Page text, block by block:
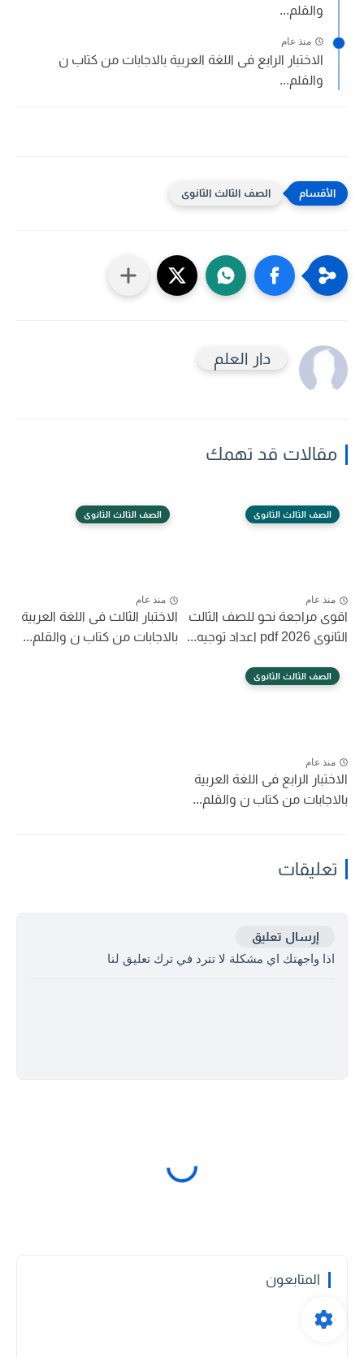
والقلم...
منذ عام
الاختبار الرابع فى اللغة العربية بالاجابات من كتاب ن
والقلم...
الصف الثالث الثانوى
دار العلم
مقالات قد تهمك
الصف الثالث الثانوى
منذ عام
اقوى مراجعة نحو للصف الثالث
الثانوى 2026 pdf اعداد توجيه...
الصف الثالث الثانوى
منذ عام
الاختبار الثالث فى اللغة العربية
بالاجابات من كتاب ن والقلم...
الصف الثالث الثانوى
منذ عام
الاختبار الرابع فى اللغة العربية
بالاجابات من كتاب ن والقلم...
تعليقات
إرسال تعليق
اذا واجهتك اي مشكلة لا تترد في ترك تعليق لنا
المتابعون